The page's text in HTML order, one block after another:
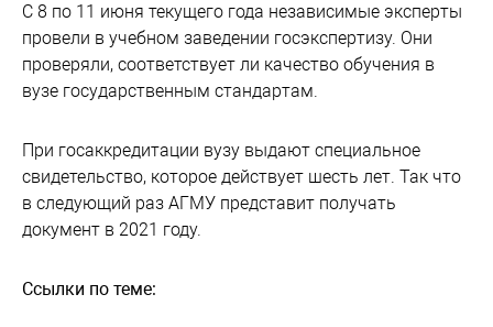
С 8 по 11 июня текущего года независимые эксперты
провели в учебном заведении госэкспертизу. Они
проверяли, соответствует ли качество обучения в
вузе государственным стандартам.
При госаккредитации вузу выдают специальное
свидетельство, которое действует шесть лет. Так что
в следующий раз АГМУ представит получать
документ в 2021 году.
Ссылки по теме: